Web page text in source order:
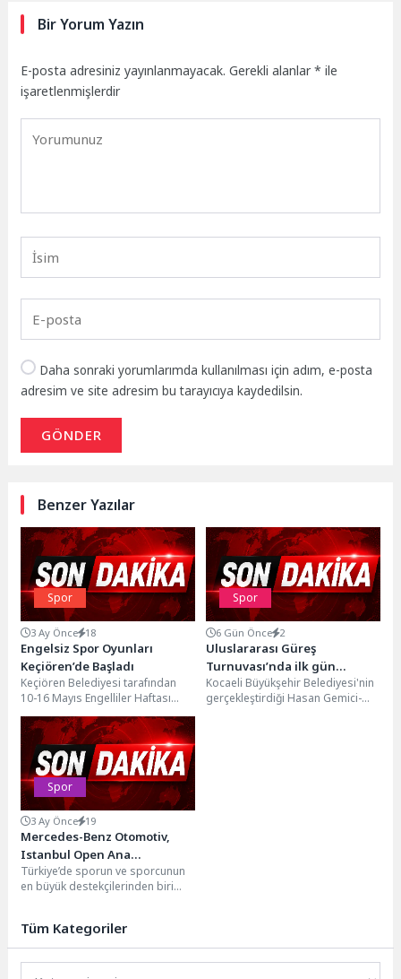
Bir Yorum Yazın
E-posta adresiniz yayınlanmayacak. Gerekli alanlar* ile
işaretlenmişlerdir
Daha sonraki yorumlarımda kullanılması için adım, e-posta
adresim ve site adresim bu tarayıcıya kaydedilsin.
GÖNDER
Benzer Yazılar
Spor
3 Ay Önce 18
Engelsiz Spor Oyunları
Keçiören’de Başladı
Keçiören Belediyesi tarafından
10-16 Mayıs Engelliler Haftası
dolayısıyla düzenlenen Engelsiz
Spor Oyunları, Taha Akgül Spor
Salonu’nda down...
Spor
6 Gün Önce 2
Uluslararası Güreş
Turnuvası’nda ilk gün
tamamlandı
Kocaeli Büyükşehir Belediyesi'nin
gerçekleştirdiği Hasan Gemici-
Spor
3 Ay Önce 19
Mercedes-Benz Otomotiv,
Istanbul Open Ana
Sponsorluğu ile Tenis
Heyecanını Şehrin Kalbine
Türkiye’de sporun ve sporcunun
en büyük destekçilerinden biri
Tüm Kategoriler